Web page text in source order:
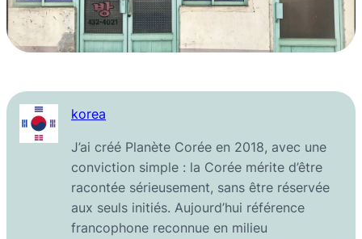
korea
J’ai créé Planète Corée en 2018, avec une
conviction simple : la Corée mérite d’être
racontée sérieusement, sans être réservée
aux seuls initiés. Aujourd’hui référence
francophone reconnue en milieu